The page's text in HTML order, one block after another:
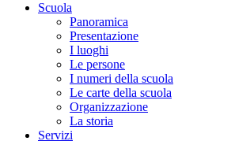
Scuola
Panoramica
Presentazione
I luoghi
Le persone
I numeri della scuola
Le carte della scuola
Organizzazione
La storia
Servizi